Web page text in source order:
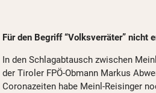
Für den Begriff “Volksverräter” nicht
In den Schlagabtausch zwischen
der Tiroler FPÖ-Obmann Markus
Coronazeiten habe Meinl-Reisinger